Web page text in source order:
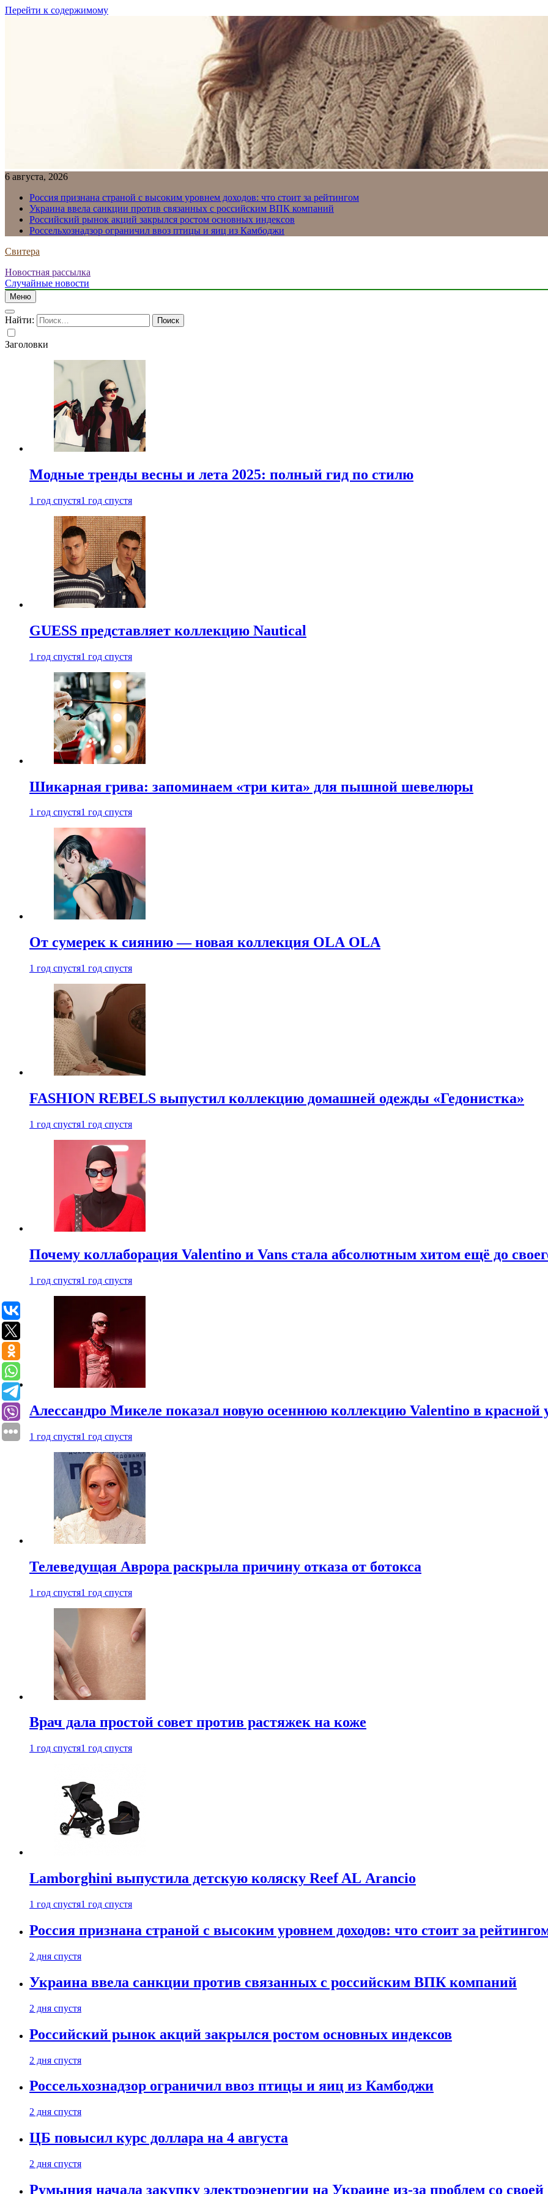
Перейти к содержимому
6 августа, 2026
Россия признана страной с высоким уровнем доходов: что стоит за рейтингом
Украина ввела санкции против связанных с российским ВПК компаний
Российский рынок акций закрылся ростом основных индексов
Россельхознадзор ограничил ввоз птицы и яиц из Камбоджи
Свитера
Новостная рассылка
Случайные новости
Меню
Найти:
Заголовки
Модные тренды весны и лета 2025: полный гид по стилю
1 год спустя1 год спустя
GUESS представляет коллекцию Nautical
1 год спустя1 год спустя
Шикарная грива: запоминаем «три кита» для пышной шевелюры
1 год спустя1 год спустя
От сумерек к сиянию — новая коллекция OLA OLA
1 год спустя1 год спустя
FASHION REBELS выпустил коллекцию домашней одежды «Гедонистка»
1 год спустя1 год спустя
Почему коллаборация Valentino и Vans стала абсолютным хитом ещё до
1 год спустя1 год спустя
Алессандро Микеле показал новую осеннюю коллекцию Valentino в красной
1 год спустя1 год спустя
Телеведущая Аврора раскрыла причину отказа от ботокса
1 год спустя1 год спустя
Врач дала простой совет против растяжек на коже
1 год спустя1 год спустя
Lamborghini выпустила детскую коляску Reef AL Arancio
1 год спустя1 год спустя
Россия признана страной с высоким уровнем доходов: что стоит за
2 дня спустя
Украина ввела санкции против связанных с российским ВПК компаний
2 дня спустя
Российский рынок акций закрылся ростом основных индексов
2 дня спустя
Россельхознадзор ограничил ввоз птицы и яиц из Камбоджи
2 дня спустя
ЦБ повысил курс доллара на 4 августа
2 дня спустя
Румыния начала закупку электроэнергии на Украине из-за проблем со